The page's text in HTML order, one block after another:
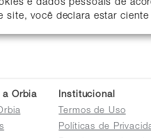
e dados pessoais de
site, você declara estar
a Orbia Institucional
Termos de Uso
Políticas de